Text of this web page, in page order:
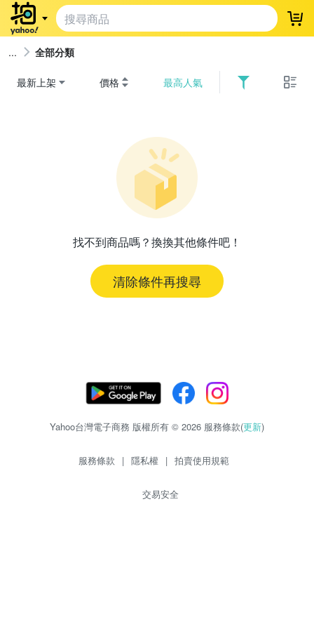
登
全部分類
最新上架 價格 最高人氣
找不到商品嗎？換換其他條件吧！
清除條件再搜尋
Yahoo台灣電子商務 版權所有 © 2026 服務條款(更新)
服務條款 | 隱私權 | 拍賣使用規範
交易安全